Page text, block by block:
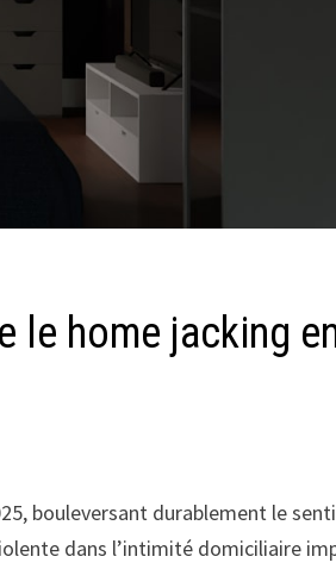
le home jacking
bouleversant durablement le
dans l’intimité domiciliaire